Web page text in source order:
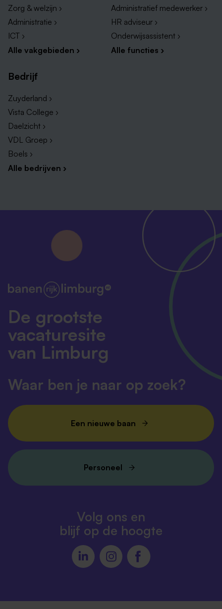
Zorg & welzijn ›
Administratie ›
ICT ›
Alle vakgebieden ›
Administratief medewerker ›
HR adviseur ›
Onderwijsassistent ›
Alle functies ›
Bedrijf
Zuyderland ›
Vista College ›
Daelzicht ›
VDL Groep ›
Boels ›
Alle bedrijven ›
De grootste
vacaturesite
van Limburg
Waar ben je naar op zoek?
Een nieuwe baan
Personeel
Volg ons en
blijf op de hoogte